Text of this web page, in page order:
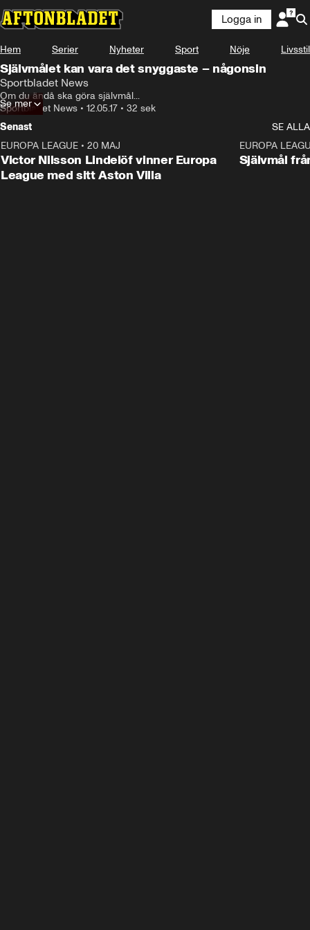
Logga in
Hem Serier Nyheter Sport Nöje Livsstil
Självmålet kan vara det snyggaste – någonsin
Sportbladet News
Om du ändå ska göra självmål...
Sportbladet News • 12.05.17 • 32 sek
Se mer
Senast
SE ALLA
EUROPA LEAGUE • 20 MAJ
Victor Nilsson Lindelöf vinner Europa
League med sitt Aston Villa
EUROPA
Självmål